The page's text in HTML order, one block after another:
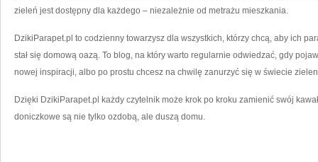
zieleń jest dostępny dla każdego – niezależnie od metrażu mieszkania.
DzikiParapet.pl to codzienny towarzysz dla wszystkich, którzy chcą, aby ich
stał się domową oazą. To blog, na który warto regularnie odwiedzać, gdy
nowej inspiracji, albo po prostu chcesz na chwilę zanurzyć się w świecie
Dzięki DzikiParapet.pl każdy czytelnik może krok po kroku zamienić swój
doniczkowe są nie tylko ozdobą, ale duszą domu.